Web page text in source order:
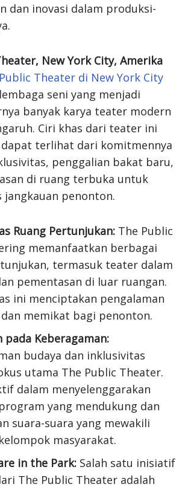
dan inovasi dalam produksi-
New York City, Amerika
Theater di New York City
seni yang menjadi
banyak karya teater modern
Ciri khas dari teater ini
terlihat dari komitmennya
penggalian bakat baru,
di ruang terbuka untuk
jangkauan penonton.
Ruang Pertunjukan: The Public
memanfaatkan berbagai
termasuk teater dalam
pementasan di luar ruangan.
ini menciptakan pengalaman
memikat bagi penonton.
pada Keberagaman:
budaya dan inklusivitas
utama The Public Theater.
dalam menyelenggarakan
yang mendukung dan
suara-suara yang mewakili
masyarakat.
in the Park: Salah satu inisiatif
The Public Theater adalah